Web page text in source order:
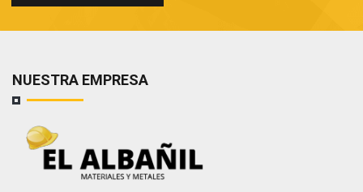
NUESTRA EMPRESA